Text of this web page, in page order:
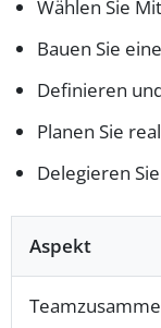
Wählen Sie
Bauen Sie
Definieren
Planen Sie
Delegieren
Aspekt